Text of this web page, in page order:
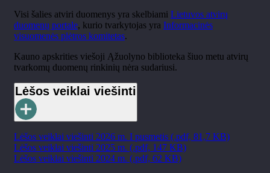
Visi šalies atviri duomenys yra skelbiami Lietuvos atvirų
duomenų portale, kurio tvarkytojas yra Informacinės
visuomenės plėtros komitetas.
Kauno apskrities viešoji Ąžuolyno biblioteka šiuo metu atvirų
tvarkomų duomenų rinkinių nėra sudariusi.
Lėšos veiklai viešinti
Lėšos veiklai viešinti 2026 m. I pusmetis (.pdf, 81,7 KB)
Lėšos veiklai viešinti 2025 m. (.pdf, 147 KB)
Lėšos veiklai viešinti 2024 m. (.pdf, 62 KB)